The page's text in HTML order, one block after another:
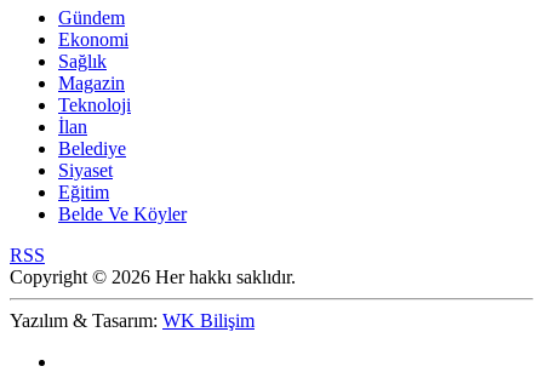
Gündem
Ekonomi
Sağlık
Magazin
Teknoloji
İlan
Belediye
Siyaset
Eğitim
Belde Ve Köyler
RSS
Copyright © 2026 Her hakkı saklıdır.
Yazılım & Tasarım: WK Bilişim